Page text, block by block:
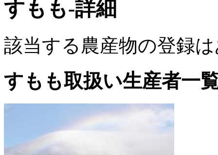
すもも-詳細
該当する農産物の登録
すもも取扱い生産者一